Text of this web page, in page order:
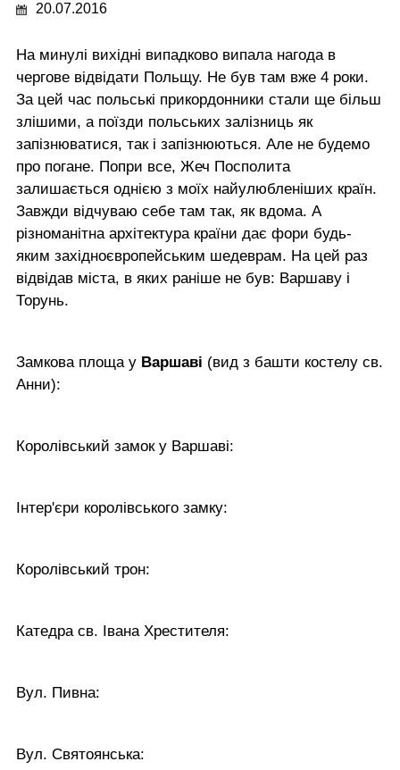
20.07.2016
На минулі вихідні випадково випала нагода в
чергове відвідати Польщу. Не був там вже 4 роки.
За цей час польські прикордонники стали ще більш
злішими, а поїзди польських залізниць як
запізнюватися, так і запізнюються. Але не будемо
про погане. Попри все, Жеч Посполита
залишається однією з моїх найулюбленіших країн.
Завжди відчуваю себе там так, як вдома. А
різноманітна архітектура країни дає фори будь-
яким західноєвропейським шедеврам. На цей раз
відвідав міста, в яких раніше не був: Варшаву і
Торунь.
Замкова площа у Варшаві (вид з башти костелу св.
Анни):
Королівський замок у Варшаві:
Інтер'єри королівського замку:
Королівський трон:
Катедра св. Івана Хрестителя:
Вул. Пивна:
Вул. Святоянська: